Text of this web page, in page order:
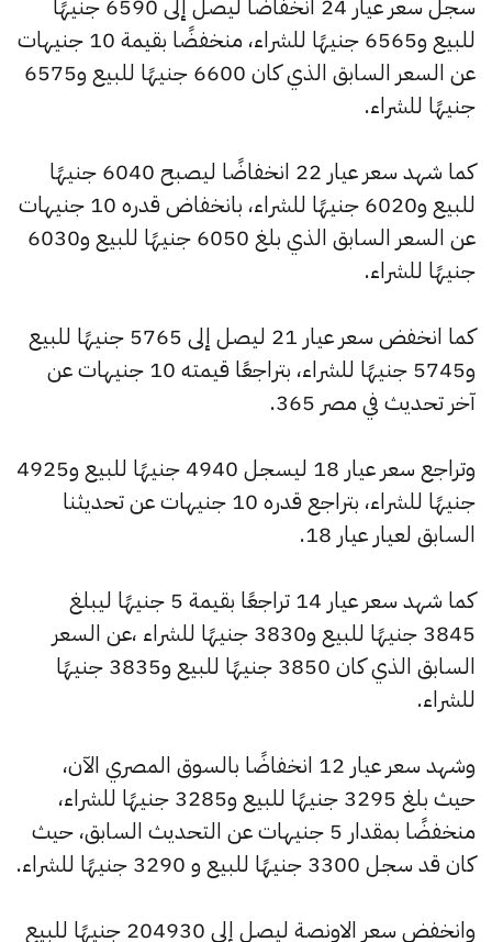
للبيع و6565 جنيهًا للشراء، منخفضًا بقيمة 10 جنيهات
عن السعر السابق الذي كان 6600 جنيهًا للبيع و6575
جنيهًا للشراء.
كما شهد سعر عيار 22 انخفاضًا ليصبح 6040 جنيهًا
للبيع و6020 جنيهًا للشراء، بانخفاض قدره 10 جنيهات
عن السعر السابق الذي بلغ 6050 جنيهًا للبيع و6030
جنيهًا للشراء.
كما انخفض سعر عيار 21 ليصل إلى 5765 جنيهًا للبيع
و5745 جنيهًا للشراء، بتراجعًا قيمته 10 جنيهات عن
آخر تحديث في مصر 365.
وتراجع سعر عيار 18 ليسجل 4940 جنيهًا للبيع و4925
جنيهًا للشراء، بتراجع قدره 10 جنيهات عن تحديثنا
السابق لعيار عيار 18.
كما شهد سعر عيار 14 تراجعًا بقيمة 5 جنيهًا ليبلغ
3845 جنيهًا للبيع و3830 جنيهًا للشراء ،عن السعر
السابق الذي كان 3850 جنيهًا للبيع و3835 جنيهًا
للشراء.
وشهد سعر عيار 12 انخفاضًا بالسوق المصري الآن،
حيث بلغ 3295 جنيهًا للبيع و3285 جنيهًا للشراء،
منخفضًا بمقدار 5 جنيهات عن التحديث السابق، حيث
كان قد سجل 3300 جنيهًا للبيع و 3290 جنيهًا للشراء.
وانخفض سعر الاونصة ليصل إلى 204930 جنيهًا للبيع